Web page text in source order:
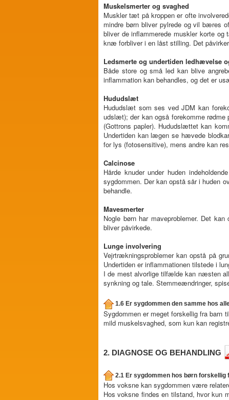
Muskelsmerter og svaghed
Muskler tæt på kroppen er ofte
mindre børn bliver pylrede og vil bæres
bliver de inflammerede muskler korte
knæ forbliver i en låst stilling. Det
Ledsmerte og undertiden ledhævelse
Både store og små led kan blive
inflammation kan behandles, og det er
Hududslæt
Hududslæt som ses ved JDM kan
udslæt); der kan også forekomme rødme
(Gottrons papler). Hududslættet kan
Undertiden kan lægen se hævede
for lys (fotosensitive), mens andre kan
Calcinose
Hårde knuder under huden
sygdommen. Der kan opstå sår i huden
behandle.
Mavesmerter
Nogle børn har maveproblemer. Det
bliver påvirkede.
Lunge involvering
Vejrtrækningsproblemer kan opstå på
Undertiden er inflammationen tilstede i
I de mest alvorlige tilfælde kan næsten
synkning og tale. Stemmeændringer,
1.6 Er sygdommen den samme hos
Sygdommen er meget forskellig fra barn
mild muskelsvaghed, som kun kan
2. DIAGNOSE OG BEHANDLING
2.1 Er sygdommen hos børn forskellig
Hos voksne kan sygdommen være
Hos voksne findes en tilstand, hvor kun